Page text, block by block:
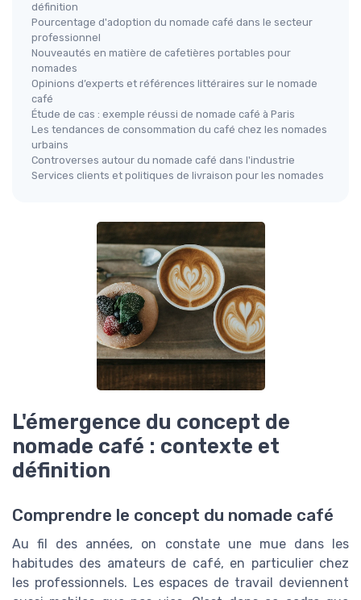
définition
Pourcentage d'adoption du nomade café dans le secteur
professionnel
Nouveautés en matière de cafetières portables pour
nomades
Opinions d’experts et références littéraires sur le nomade
café
Étude de cas : exemple réussi de nomade café à Paris
Les tendances de consommation du café chez les nomades
urbains
Controverses autour du nomade café dans l'industrie
Services clients et politiques de livraison pour les nomades
L'émergence du concept de
nomade café : contexte et
définition
Comprendre le concept du nomade café
Au fil des années, on constate une mue dans les
habitudes des amateurs de café, en particulier chez
les professionnels. Les espaces de travail deviennent